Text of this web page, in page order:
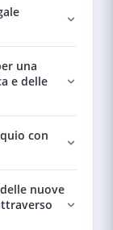
una
e delle
con
nuove